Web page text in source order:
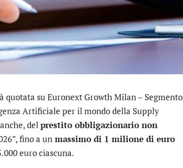
quotata su Euronext Growth Milan – Segmento
Artificiale per il mondo della Supply
delprestito obbligazionario non
fino a un massimo di 1 milione di euro
euro ciascuna.